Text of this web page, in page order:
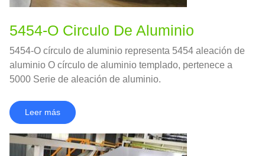
5454-O Circulo De Aluminio
5454-O círculo de aluminio representa 5454 aleación de
aluminio O círculo de aluminio templado, pertenece a
5000 Serie de aleación de aluminio.
Leer más